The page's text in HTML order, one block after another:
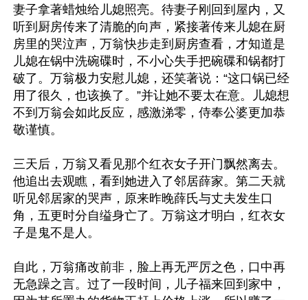
妻子拿著蜡烛给儿媳照亮。待妻子刚回到屋内，又
听到厨房传来了清脆的向声，紧接著传来儿媳在厨
房里的哭泣声，万翁快步走到厨房查看，才知道是
儿媳在锅中洗碗碟时，不小心失手把碗碟和锅都打
破了。万翁极力安慰儿媳，还笑著说：“这口锅已经
用了很久，也该换了。”并让她不要太在意。儿媳想
不到万翁会如此反应，感激涕零，侍奉公婆更加恭
敬谨慎。
三天后，万翁又看见那个红衣女子开门飘然离去。
他追出去观瞧，看到她进入了邻居薛家。第二天就
听见邻居家的哭声，原来昨晚薛氏与丈夫发生口
角，五更时分自缢身亡了。万翁这才明白，红衣女
子是鬼不是人。
自此，万翁痛改前非，脸上再无严厉之色，口中再
无急躁之言。过了一段时间，儿子福来回到家中，